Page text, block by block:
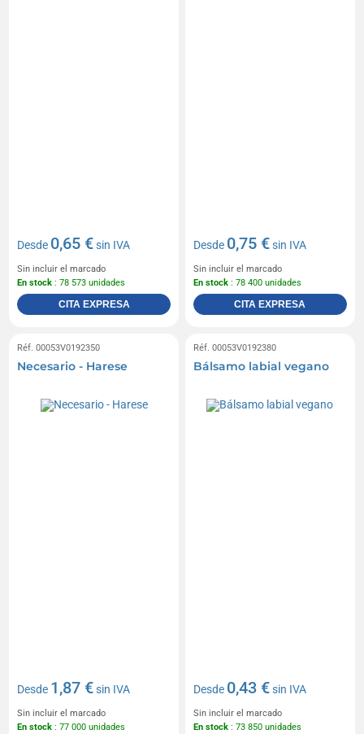
Desde 0,65 €sin IVA
Sin incluir el marcado
En stock : 78 573 unidades
CITA EXPRESA
Desde 0,75 €sin IVA
Sin incluir el marcado
En stock : 78 400 unidades
CITA EXPRESA
Réf. 00053V0192350
Necesario - Harese
Desde 1,87 €sin IVA
Sin incluir el marcado
En stock : 77 000 unidades
Réf. 00053V0192380
Bálsamo labial vegano
Desde 0,43 €sin IVA
Sin incluir el marcado
En stock : 73 850 unidades